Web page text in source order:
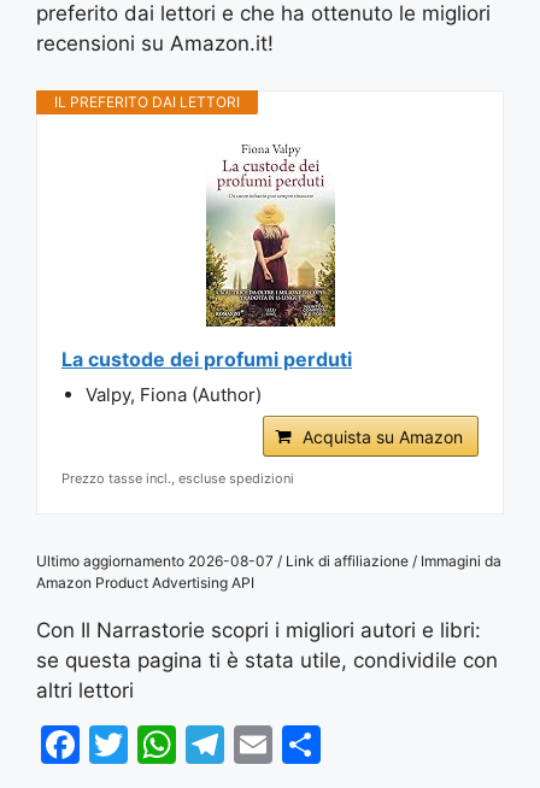
preferito dai lettori e che ha ottenuto le migliori
recensioni su Amazon.it!
IL PREFERITO DAI LETTORI
La custode dei profumi perduti
Valpy, Fiona (Author)
Acquista su Amazon
Prezzo tasse incl., escluse spedizioni
Ultimo aggiornamento 2026-08-07 / Link di affiliazione / Immagini da
Amazon Product Advertising API
Con Il Narrastorie scopri i migliori autori e libri:
se questa pagina ti è stata utile, condividile con
altri lettori
F
T
W T
E